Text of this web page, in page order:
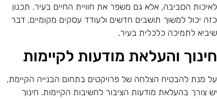
הסביבה, אלא גם משפר את חוויית החיים בעיר. תכנון
יכול למשוך תושבים חדשים ולעודד עסקים מקומיים, דבר
לתמיכה כלכלית בעיר.
והעלאת מודעות לקיימות
מנת להבטיח הצלחה של פרויקטים בתחום הבנייה הקיימת,
צורך בהעלאת מודעות הציבור לחשיבות הקיימות. חינוך